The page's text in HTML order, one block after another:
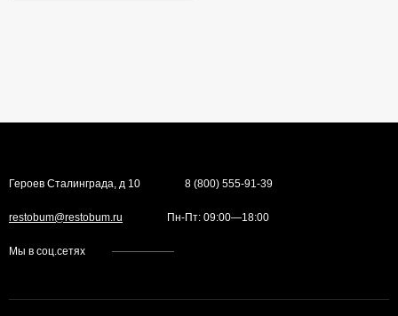
Героев Сталинграда, д 10 8 (800) 555-91-39
restobum@restobum.ru Пн-Пт: 09:00—18:00
Мы в соц.сетях